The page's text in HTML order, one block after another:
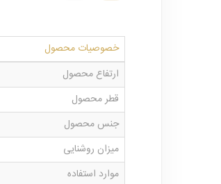
خصوصیات محصول
ارتفاع محصول
قطر محصول
جنس محصول
میزان روشنایی
موارد استفاده